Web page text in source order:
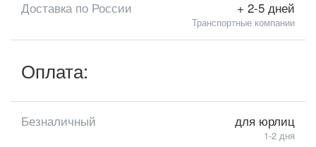
Доставка по России + 2-5 дней
Транспортные компании
Оплата:
Безналичный для юрлиц
1-2 дня